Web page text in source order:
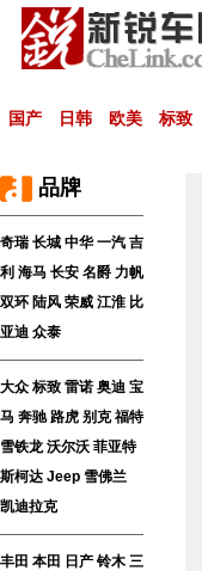
国产 日韩 欧美 标致
品牌
奇瑞 长城 中华 一汽 吉
利 海马 长安 名爵 力帆
双环 陆风 荣威 江淮 比
亚迪 众泰
大众 标致 雷诺 奥迪 宝
马 奔驰 路虎 别克 福特
雪铁龙 沃尔沃 菲亚特
斯柯达 Jeep 雪佛兰
凯迪拉克
丰田 本田 日产 铃木 三